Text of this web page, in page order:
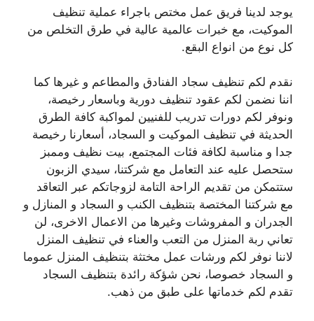
يوجد لدينا فريق عمل مختص باجراء عملية تنظيف
الموكيت، مع خبرات عالمية عالية في طرق التخلص من
كل نوع من انواع البقع.
نقدم لكم تنظيف سجاد الفنادق والمطاعم و غيرها كما
اننا نضمن لكم عقود تنظيف دورية وباسعار رخيصة،
ونوفر لكم دورات تدريب للفنيين لمواكبة كافة الطرق
الحديثة في تنظيف الموكيت و السجاد، أسعارنا رخيصة
جدا و مناسبة لكافة فئات المجتمع، بيت نظيف وممبز
ستحصل عليه عند التعامل مع شركتنا، سيدي الزبون
ستتمكن من تقديم الراحة التامة لزوجاتكم عبر التعاقد
مع شركتنا المختصة بتنظيف الكنب و السجاد و المنازل و
الجدران و المفروشات وغيرها من الاعمال الاخرى، لن
تعاني ربة المنزل من التعب والعناء في تنظيف المنزل
لاننا نوفر لكم ورشات عمل مختثة بتنظيف المنزل عموما
و السجاد خصوصا، نحن شؤكة رائدة بتنظيف السجاد
تقدم لكم خدماتها على طبق من ذهب.